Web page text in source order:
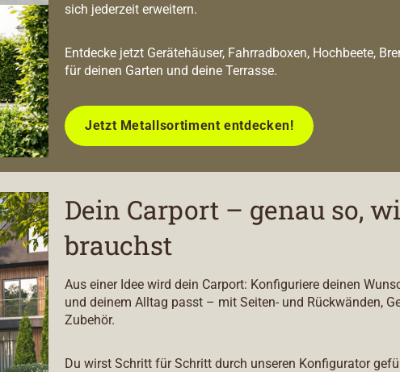
sich jederzeit erweitern.
Entdecke jetzt Gerätehäuser, Fahrradboxen, Hochbeete,
für deinen Garten und deine Terrasse.
Jetzt Metallsortiment entdecken!
Dein Carport – genau so,
brauchst
Aus einer Idee wird dein Carport: Konfiguriere deinen
und deinem Alltag passt – mit Seiten- und Rückwänden,
Zubehör.
Du wirst Schritt für Schritt durch unseren Konfigurator